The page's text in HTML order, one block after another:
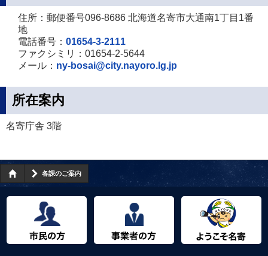
住所：郵便番号096-8686 北海道名寄市大通南1丁目1番
地
電話番号： 01654-3-2111
ファクシミリ：01654-2-5644
メール： ny-bosai@city.nayoro.lg.jp
所在案内
名寄庁舎 3階
各課のご案内